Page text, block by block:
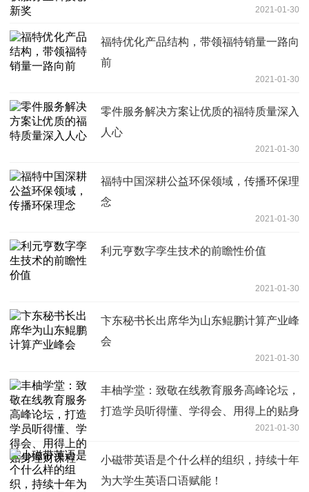
2021-01-30
福特优化产品结构，带领福特销量一路向
前
2021-01-30
零件服务解决方案让优质的福特质量深入
人心
2021-01-30
福特中国深耕公益环保领域，传播环保理
念
2021-01-30
利元亨数字孪生技术的前瞻性价值
2021-01-30
卞东秘书长出席华为山东鲲鹏计算产业峰
会
2021-01-30
丰柚学堂：致敬在线教育服务高峰论坛，
打造学员听得懂、学得会、用得上的贴身
2021-01-30
小磁带英语是个什么样的组织，持续十年
为大学生英语口语赋能！